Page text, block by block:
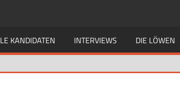
KANDIDATEN INTERVIEWS DIE LÖWEN